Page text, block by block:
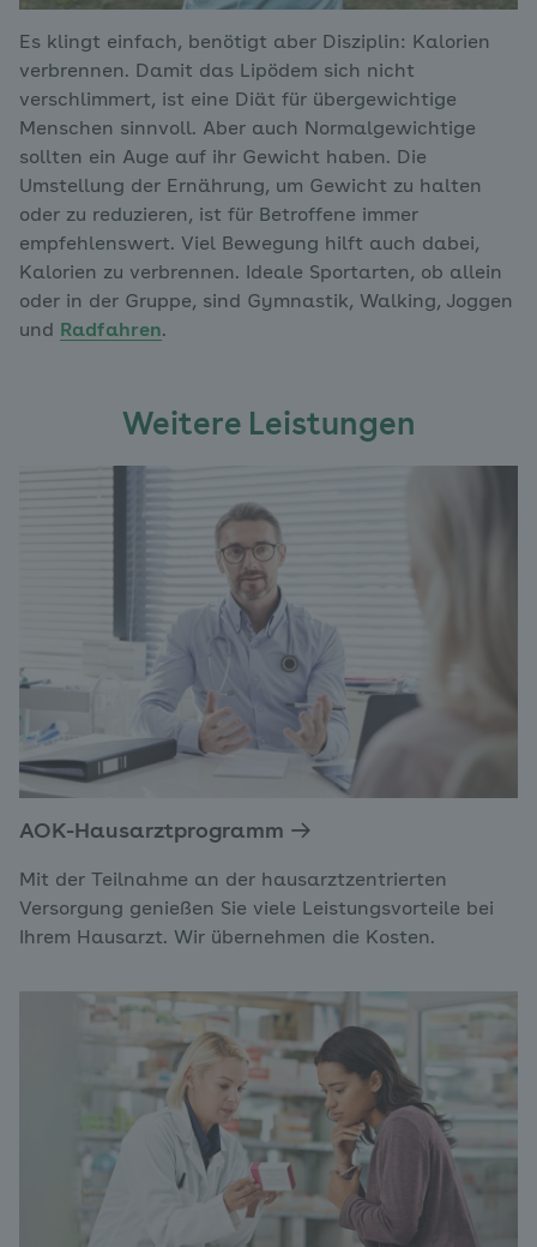
Es klingt einfach, benötigt aber Disziplin: Kalorien
verbrennen. Damit das Lipödem sich nicht
verschlimmert, ist eine Diät für übergewichtige
Menschen sinnvoll. Aber auch Normalgewichtige
sollten ein Auge auf ihr Gewicht haben. Die
Umstellung der Ernährung, um Gewicht zu halten
oder zu reduzieren, ist für Betroffene immer
empfehlenswert. Viel Bewegung hilft auch dabei,
Kalorien zu verbrennen. Ideale Sportarten, ob allein
oder in der Gruppe, sind Gymnastik, Walking, Joggen
und
Radfahren.
Weitere Leistungen
AOK-Hausarztprogramm
Mit der Teilnahme an der hausarztzentrierten
Versorgung genießen Sie viele Leistungsvorteile bei
Ihrem Hausarzt. Wir übernehmen die Kosten.